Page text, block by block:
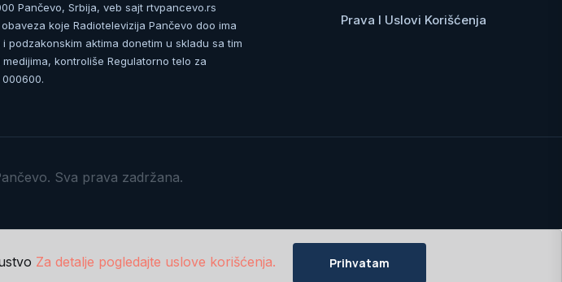
Pančevo, Srbija, veb sajt rtvpancevo.rs
koje Radiotelevizija Pančevo doo ima
podzakonskim aktima donetim u skladu sa tim
kontroliše Regulatorno telo za
Prava I Uslovi Korišćenja
Sva prava zadržana.
Za detalje pogledajte uslove korišćenja. Prihvatam